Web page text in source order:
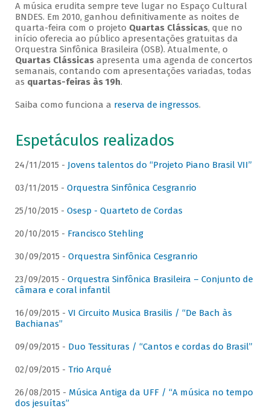
A música erudita sempre teve lugar no Espaço Cultural
BNDES. Em 2010, ganhou definitivamente as noites de
quarta-feira com o projeto Quartas Clássicas, que no
início oferecia ao público apresentações gratuitas da
Orquestra Sinfônica Brasileira (OSB). Atualmente, o
Quartas Clássicasapresenta uma agenda de concertos
semanais, contando com apresentações variadas, todas
as quartas-feiras às 19h.
Saiba como funciona a reserva de ingressos.
Espetáculos realizados
24/11/2015 - Jovens talentos do “Projeto Piano Brasil VII”
03/11/2015 - Orquestra Sinfônica Cesgranrio
25/10/2015 - Osesp - Quarteto de Cordas
20/10/2015 - Francisco Stehling
30/09/2015 - Orquestra Sinfônica Cesgranrio
23/09/2015 - Orquestra Sinfônica Brasileira – Conjunto de
câmara e coral infantil
16/09/2015 - VI Circuito Musica Brasilis / “De Bach às
Bachianas”
09/09/2015 - Duo Tessituras / “Cantos e cordas do Brasil”
02/09/2015 - Trio Arqué
26/08/2015 - Música Antiga da UFF / “A música no tempo
dos jesuítas”